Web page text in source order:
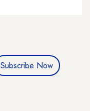
Subscribe Now